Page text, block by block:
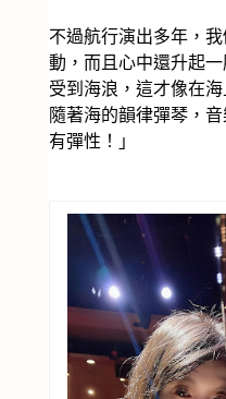
不過航行演出多年，
動，而且心中還升起
受到海浪，這才像在
隨著海的韻律彈琴，
有彈性！」